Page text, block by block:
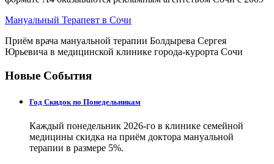
Мануальный Терапевт в Сочи
Приём врача мануальной терапии Болдырева Сергея
Юрьевича в медицинской клинике города-курорта Сочи
Новые События
Год Скидок по Понедельникам
Каждый понедельник 2026-го в клинике семейной
медицины скидка на приём доктора мануальной
терапии в размере 5%.